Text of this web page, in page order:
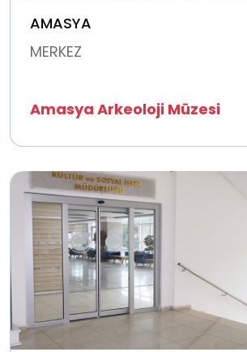
AMASYA
MERKEZ
Amasya Arkeoloji Müzesi